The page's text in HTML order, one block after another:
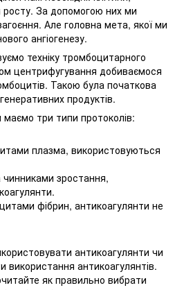
росту. За допомогою них ми
Але головна мета, якої ми
ангіогенезу.
техніку тромбоцитарного
центрифугування добиваємося
Такою була початкова
продуктів.
три типи протоколів:
плазма, використовуються
зростання,
фібрин, антикоагулянти не
антикоагулянти чи
використання антикоагулянтів.
як правильно вибрати